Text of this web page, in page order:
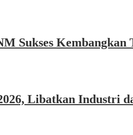
Sukses
Libatkan Industri